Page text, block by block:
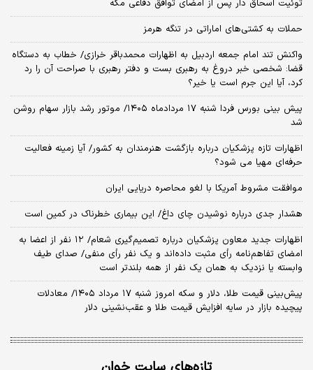
توئیت اسحاق دار پس از امضای توافق دفاعی مکه
حملات به کشتی‌های اماراتی در تنگه هرمز
واکنش تند امام جمعه اردبیل به اظهارات محمدباقر خرازی/ خطاب به دستگاه
قضا: شخصی خبر دروغ به رهبری بست و دفتر رهبری با صراحت آن را رد
کرد، آیا این جرم است یا خیر؟
پیش بینی بورس فردا شنبه ۱۷ مردادماه ۱۴۰۵/ موتور رشد بازار سهام روشن
شد
اظهارات تازه پزشکیان درباره بازگشت هنرمندان به کشور/ آیا زمینه فعالیت
حرفه‌ای مهیا می شود؟
موافقت مشروط آمریکا با لغو محاصره دریایی ایران
هشدار جدی درباره نوشیدن چای داغ/ این بیماری خطرناک در کمین است
اظهارات جدید معاون پزشکیان درباره تصمیم‌گیری شعام/ ۱۲ نفر از اعضا به
امضای تفاهم‌نامه رأی مثبت داده‌اند و یک نفر رأی منفی/ صدای طیف
وابسته یا نزدیک به همان یک نفر از همه بلندتر است
پیش‌بینی قیمت طلا، دلار و سکه امروز شنبه ۱۷ مرداد ۱۴۰۵/ معادلات
پیچیده بازار در سایه افزایش قیمت طلا و عقب‌نشینی دلار